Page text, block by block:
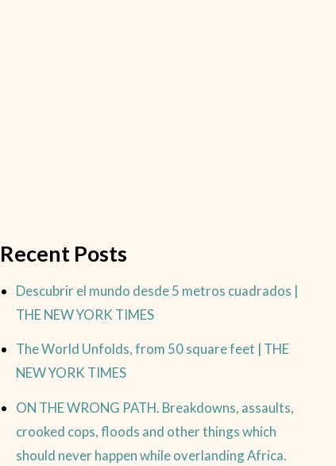
Recent Posts
Descubrir el mundo desde 5 metros cuadrados |
THE NEW YORK TIMES
The World Unfolds, from 50 square feet | THE
NEW YORK TIMES
ON THE WRONG PATH. Breakdowns, assaults,
crooked cops, floods and other things which
should never happen while overlanding Africa.